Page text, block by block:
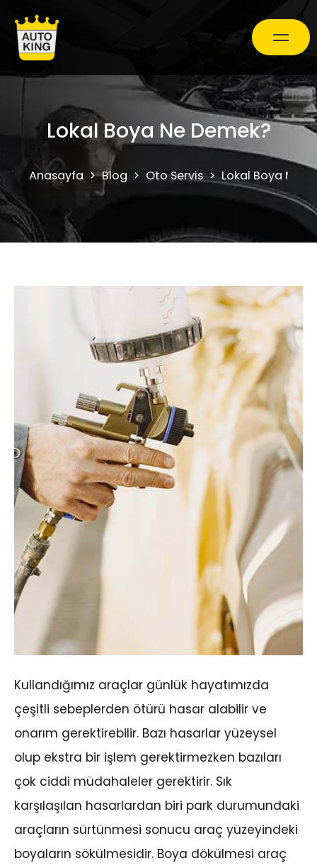
Araç Bakım ve Onarım
Oto Ekspertiz Hizmetleri
Kampanyalar
Lokal Boya Ne Demek?
Anasayfa Blog Oto Servis Lokal Boya Ne
Kullandığımız araçlar günlük hayatımızda
çeşitli sebeplerden ötürü hasar alabilir ve
onarım gerektirebilir. Bazı hasarlar yüzeysel
olup ekstra bir işlem gerektirmezken bazıları
çok ciddi müdahaleler gerektirir. Sık
karşılaşılan hasarlardan biri park durumundaki
araçların sürtünmesi sonucu araç yüzeyindeki
boyaların sökülmesidir. Boya dökülmesi araç